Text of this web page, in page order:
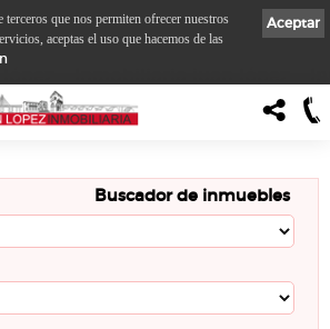
Buscador de inmuebles
Aceptar
terceros que nos permiten ofrecer nuestros
aceptas el uso que hacemos de las